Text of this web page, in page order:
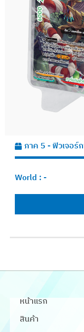
ภาค 5 - ฟิวเจอร์
World : -
หน้าแรก
สินค้า